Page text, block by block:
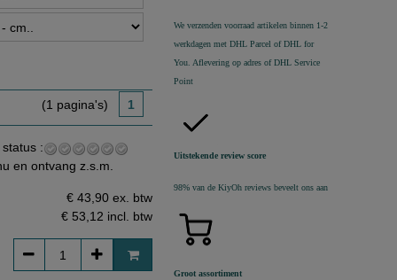
(1 pagina's) 1
:
en ontvang z.s.m.
€ 43,90 ex. btw
€ 53,12 incl. btw
We verzenden voorraad artikelen binnen 1-2
werkdagen met DHL Parcel of DHL for
You. Aflevering op adres of DHL Service
Point
Uitstekende review score
98% van de KiyOh reviews beveelt ons aan
Groot assortiment